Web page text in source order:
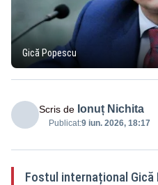
Gică Popescu
Scris de Ionuț Nichita
Publicat:9 iun. 2026, 18:17
Fostul internațional Gică